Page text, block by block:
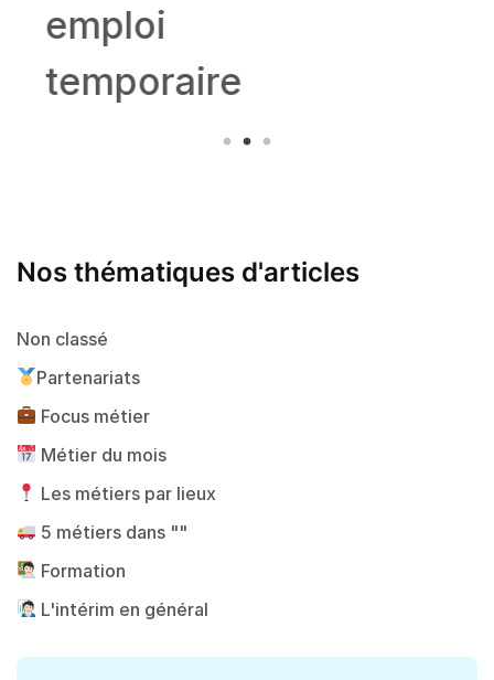
emploi
temporaire
Nos thématiques d'articles
Non classé
Partenariats
Focus métier
Métier du mois
Les métiers par lieux
5 métiers dans ""
Formation
L'intérim en général